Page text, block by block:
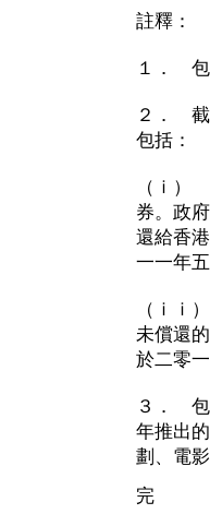
註釋：
１． 包
２． 截
包括：
（ｉ）
券。政
還給香
一一年
（ｉｉ
未償還
於二零
３． 包
年推出
劃、電
完